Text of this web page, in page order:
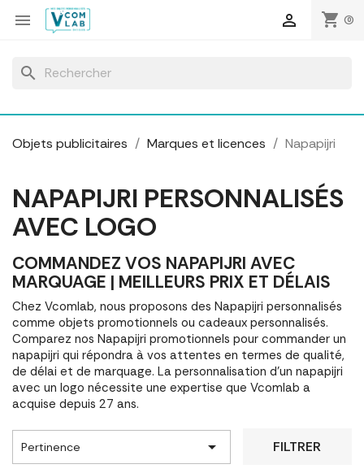
 shopping_cart (0)

search
Objets publicitaires Marques et licences Napapijri
NAPAPIJRI PERSONNALISÉS
AVEC LOGO
COMMANDEZ VOS NAPAPIJRI AVEC
MARQUAGE | MEILLEURS PRIX ET DÉLAIS
Chez Vcomlab, nous proposons des Napapijri personnalisés
comme objets promotionnels ou cadeaux personnalisés.
Comparez nos Napapijri promotionnels pour commander un
napapijri qui répondra à vos attentes en termes de qualité,
de délai et de marquage. La personnalisation d'un napapijri
avec un logo nécessite une expertise que Vcomlab a
acquise depuis 27 ans.
Pertinence  FILTRER
Panneau de gestion des cookies